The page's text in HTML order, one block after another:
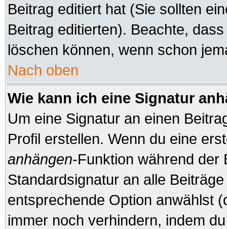
Beitrag editiert hat (Sie sollten
Beitrag editierten). Beachte,
löschen können, wenn schon
Nach oben
Wie kann ich eine Signatur
Um eine Signatur an einen
Profil erstellen. Wenn du eine
anhängen-Funktion während der
Standardsignatur an alle
entsprechende Option anwählst
immer noch verhindern, indem